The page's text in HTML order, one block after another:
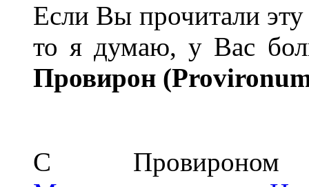
Если Вы прочитали
то я думаю, у Вас
Провирон
С